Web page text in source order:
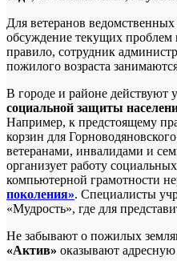
Для ветеранов
обсуждение текущих проблем
правило, сотрудник
пожилого возраста
В городе и районе действуют
социальной защиты
Например, к предстоящему
корзин для
ветеранами, инвалидами и
организует работу
компьютерной грамотности
поколения». Специалисты
«Мудрость», где для
Не забывают о пожилых
«Актив» оказывают